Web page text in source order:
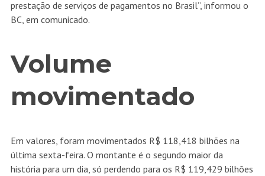
prestação de serviços de pagamentos no Brasil”, informou o
BC, em comunicado.
Volume
movimentado
Em valores, foram movimentados R$ 118,418 bilhões na
última sexta-feira. O montante é o segundo maior da
história para um dia, só perdendo para os R$ 119,429 bilhões